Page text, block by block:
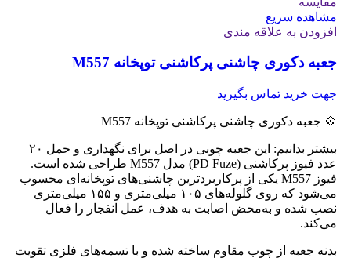
مشاهده سریع
افزودن به علاقه مندی
جعبه دکوری چاشنی پرکاشنی توپخانه M557
جهت خرید تماس بگیرید
💠 جعبه دکوری چاشنی پرکاشنی توپخانه M557
بیشتر بدانیم: این جعبه چوبی در اصل برای نگهداری و حمل ۲۰
عدد فیوز پرکاشنی (PD Fuze) مدل M557 طراحی شده است.
فیوز M557 یکی از پرکاربردترین چاشنی‌های توپخانه‌ای محسوب
می‌شود که روی گلوله‌های ۱۰۵ میلی‌متری و ۱۵۵ میلی‌متری
نصب شده و به‌محض اصابت به هدف، عمل انفجار را فعال
می‌کند.
بدنه جعبه از چوب مقاوم ساخته شده و با تسمه‌های فلزی تقویت